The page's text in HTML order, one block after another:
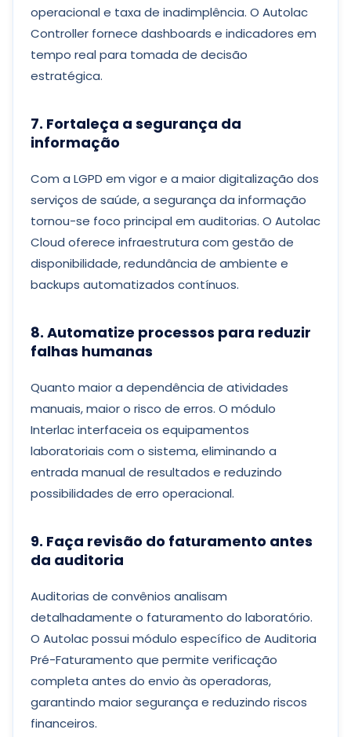
operacional e taxa de inadimplência. O Autolac
Controller fornece dashboards e indicadores em
tempo real para tomada de decisão
estratégica.
7. Fortaleça a segurança da
informação
Com a LGPD em vigor e a maior digitalização dos
serviços de saúde, a segurança da informação
tornou-se foco principal em auditorias. O Autolac
Cloud oferece infraestrutura com gestão de
disponibilidade, redundância de ambiente e
backups automatizados contínuos.
8. Automatize processos para reduzir
falhas humanas
Quanto maior a dependência de atividades
manuais, maior o risco de erros. O módulo
Interlac interfaceia os equipamentos
laboratoriais com o sistema, eliminando a
entrada manual de resultados e reduzindo
possibilidades de erro operacional.
9. Faça revisão do faturamento antes
da auditoria
Auditorias de convênios analisam
detalhadamente o faturamento do laboratório.
O Autolac possui módulo específico de Auditoria
Pré-Faturamento que permite verificação
completa antes do envio às operadoras,
garantindo maior segurança e reduzindo riscos
financeiros.